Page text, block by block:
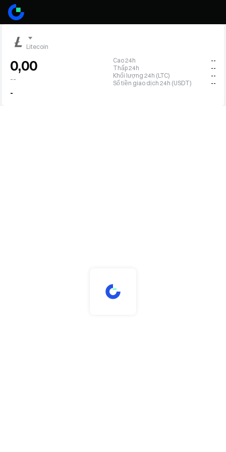
Litecoin
0,00
--
-
Cao 24h
--
Thấp 24h
--
Khối lượng 24h (LTC)
--
Số tiền giao dịch 24h (USDT)
--